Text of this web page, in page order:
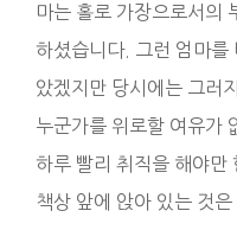
마는 홀로 가장으로서의
하셨습니다. 그런 엄마를
았겠지만 당시에는 그러
누군가를 위로할 여유가
하루 빨리 취직을 해야만
책상 앞에 앉아 있는 것